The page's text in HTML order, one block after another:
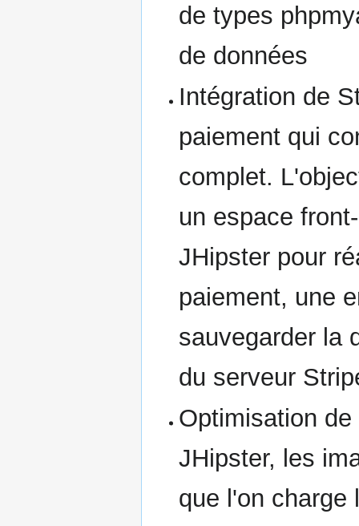
de types
de données
Intégration de
paiement qui
complet.
un espace
JHipster pour
paiement, une
sauvegarder la
du serveur
Optimisation
JHipster, les
que l'on charge